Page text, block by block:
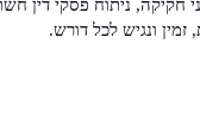
חקיקה, ניתוח פסקי דין
ונגיש לכל דורש.